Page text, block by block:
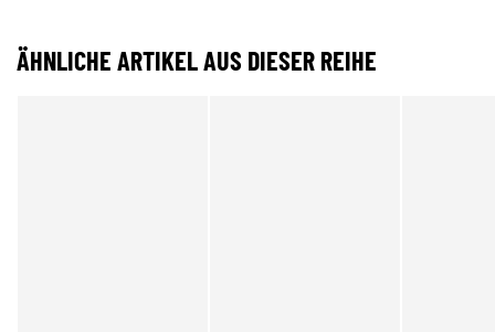
ÄHNLICHE ARTIKEL AUS DIESER REIHE